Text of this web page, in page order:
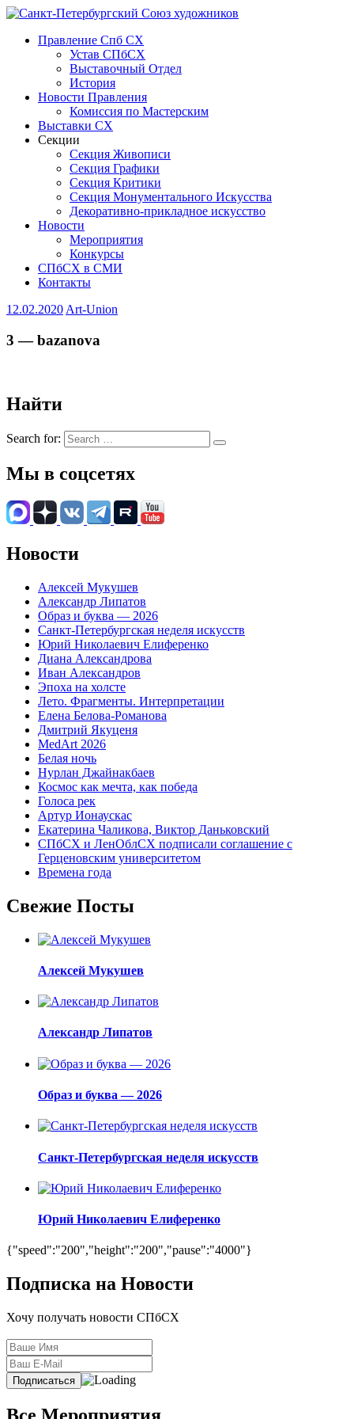
Правление Спб СХ
Устав СПбСХ
Выставочный Отдел
История
Новости Правления
Комиссия по Мастерским
Выставки СХ
Секции
Секция Живописи
Секция Графики
Секция Критики
Секция Монументального Искусства
Декоративно-прикладное искусство
Новости
Мероприятия
Конкурсы
СПбСХ в СМИ
Контакты
12.02.2020 Art-Union
3 — bazanova
Найти
Search for:
Мы в соцсетях
Новости
Алексей Мукушев
Александр Липатов
Образ и буква — 2026
Санкт-Петербургская неделя искусств
Юрий Николаевич Елиференко
Диана Александрова
Иван Александров
Эпоха на холсте
Лето. Фрагменты. Интерпретации
Елена Белова-Романова
Дмитрий Якуценя
MedArt 2026
Белая ночь
Нурлан Джайнакбаев
Космос как мечта, как победа
Голоса рек
Артур Ионаускас
Екатерина Чаликова, Виктор Даньковский
СПбСХ и ЛенОблСХ подписали соглашение с
Герценовским университетом
Времена года
Свежие Посты
Алексей Мукушев
Александр Липатов
Образ и буква — 2026
Санкт-Петербургская неделя искусств
Юрий Николаевич Елиференко
{"speed":"200","height":"200","pause":"4000"}
Подписка на Новости
Хочу получать новости СПбСХ